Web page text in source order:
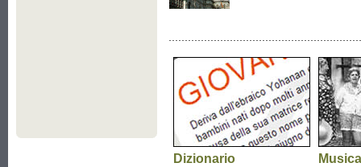
Dizionario
Musica